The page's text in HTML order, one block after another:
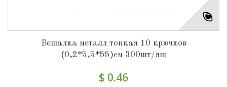
Вешалка металл тонкая 10 крючков
(0,2*5,5*55)см 300шт/ящ
$ 0.46